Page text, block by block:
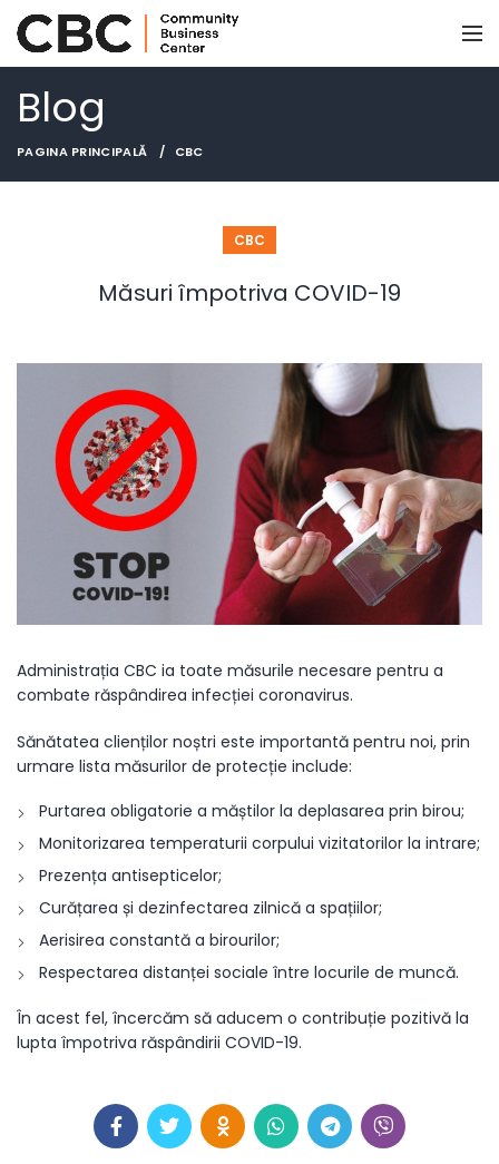
Blog
PAGINA PRINCIPALĂ CBC
CBC
Măsuri împotriva COVID-19
Administrația CBC ia toate măsurile necesare pentru a
combate răspândirea infecției coronavirus.
Sănătatea clienților noștri este importantă pentru noi, prin
urmare lista măsurilor de protecție include:
Purtarea obligatorie a măștilor la deplasarea prin birou;
Monitorizarea temperaturii corpului vizitatorilor la intrare;
Prezența antisepticelor;
Curățarea și dezinfectarea zilnică a spațiilor;
Aerisirea constantă a birourilor;
Respectarea distanței sociale între locurile de muncă.
În acest fel, încercăm să aducem o contribuție pozitivă la
lupta împotriva răspândirii COVID-19.